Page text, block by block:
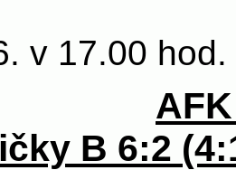
v 17.00 hod.
B 6:2